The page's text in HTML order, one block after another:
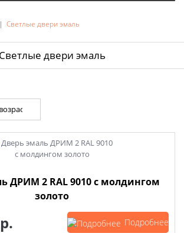
Светлые двери эмаль
Светлые двери эмаль
ДРИМ 2 RAL 9010 с молдингом
золото
Подробнее